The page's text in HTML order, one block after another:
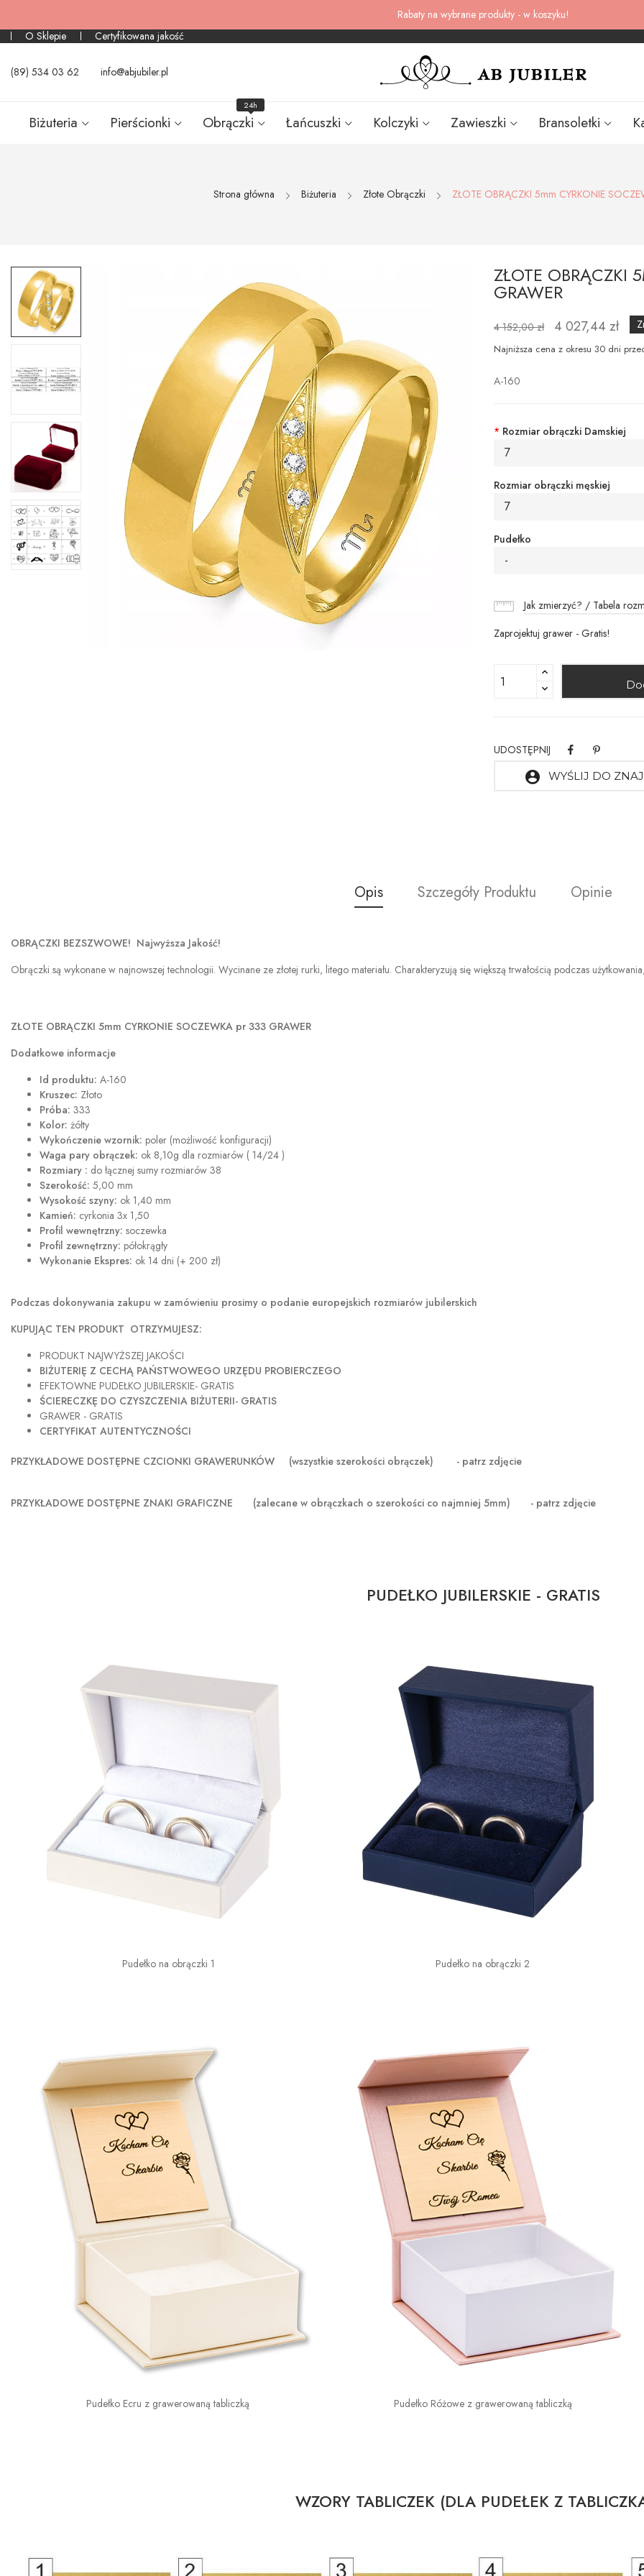
Rabaty na wybrane produkty - w koszyku!
O Sklepie
Certyfikowana jakość
(89) 534 03 62 info@abjubiler.pl
Biżuteria Pierścionki Obrączki
24h
Łańcuszki Kolczyki Zawieszki Bransoletki
Strona główna Biżuteria Złote Obrączki ZŁOTE OBRĄCZKI 5mm CYRKONIE
ZŁOTE OBRĄCZKI
GRAWER
4 152,00 zł 4 027,44 zł
Najniższa cena z okresu 30 dni
A-160
* Rozmiar obrączki Damskiej
7
Rozmiar obrączki męskiej
7
Pudełko
-
Jak zmierzyć? / Tabela
Zaprojektuj grawer - Gratis!
UDOSTĘPNIJ
account_circle WYŚLIJ DO
Opis Szczegóły Produktu Opinie
OBRĄCZKI BEZSZWOWE! Najwyższa Jakość!
Obrączki są wykonane w najnowszej technologii. Wycinane ze złotej rurki, litego materiału. Charakteryzują się większą trwałością podczas
ZŁOTE OBRĄCZKI 5mm CYRKONIE SOCZEWKA pr 333 GRAWER
Dodatkowe informacje
Id produktu: A-160
Kruszec: Złoto
Próba: 333
Kolor: żółty
Wykończenie wzornik: poler (możliwość konfiguracji)
Waga pary obrączek: ok 8,10g dla rozmiarów ( 14/24 )
Rozmiary : do łącznej sumy rozmiarów 38
Szerokość: 5,00 mm
Wysokość szyny: ok 1,40 mm
Kamień: cyrkonia 3x 1,50
Profil wewnętrzny: soczewka
Profil zewnętrzny: półokrągły
Wykonanie Ekspres: ok 14 dni (+ 200 zł)
Podczas dokonywania zakupu w zamówieniu prosimy o podanie europejskich rozmiarów jubilerskich
KUPUJĄC TEN PRODUKT OTRZYMUJESZ:
PRODUKT NAJWYŻSZEJ JAKOŚCI
BIŻUTERIĘ Z CECHĄ PAŃSTWOWEGO URZĘDU PROBIERCZEGO
EFEKTOWNE PUDEŁKO JUBILERSKIE- GRATIS
ŚCIERECZKĘ DO CZYSZCZENIA BIŻUTERII- GRATIS
GRAWER - GRATIS
CERTYFIKAT AUTENTYCZNOŚCI
PRZYKŁADOWE DOSTĘPNE CZCIONKI GRAWERUNKÓW (wszystkie szerokości obrączek) - patrz zdjęcie
PRZYKŁADOWE DOSTĘPNE ZNAKI GRAFICZNE (zalecane w obrączkach o szerokości co najmniej 5mm) - patrz zdjęcie
PUDEŁKO JUBILERSKIE - GRATIS
Pudełko na obrączki 1 Pudełko na obrączki 2
Pudełko Ecru z grawerowaną tabliczką Pudełko Różowe z grawerowaną tabliczką
WZORY TABLICZEK (DLA PUDEŁEK Z